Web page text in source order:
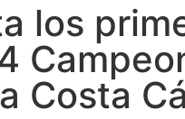
los
Costa